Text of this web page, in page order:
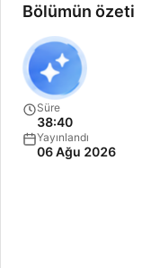
Bölümün özeti
Süre
38:40
Yayınlandı
06 Ağu 2026